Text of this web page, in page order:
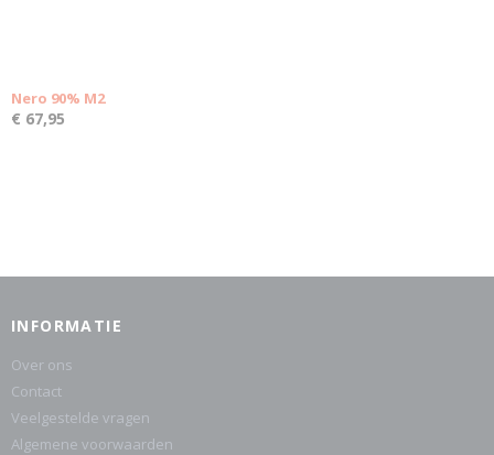
Nero 90% M2
€ 67,95
INFORMATIE
Over ons
Contact
Veelgestelde vragen
Algemene voorwaarden